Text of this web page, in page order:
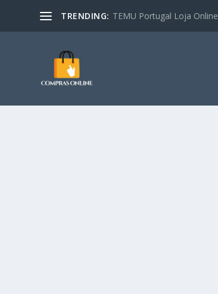
TRENDING: TEMU Portugal Loja Online